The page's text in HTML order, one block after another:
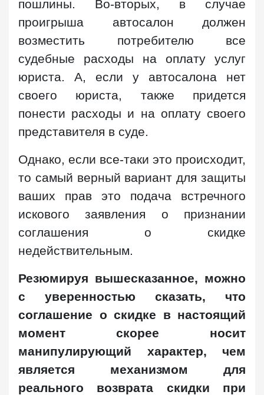
пошлины. Во-вторых, в случае
проигрыша автосалон должен
возместить потребителю все
судебные расходы на оплату услуг
юриста. А, если у автосалона нет
своего юриста, также придется
понести расходы и на оплату своего
представителя в суде.
Однако, если все-таки это происходит,
то самый верный вариант для защиты
ваших прав это подача встречного
искового заявления о признании
соглашения о скидке
недействительным.
Резюмируя вышесказанное, можно
с уверенностью сказать, что
соглашение о скидке в настоящий
момент скорее носит
манипулирующий характер, чем
является механизмом для
реального возврата скидки при